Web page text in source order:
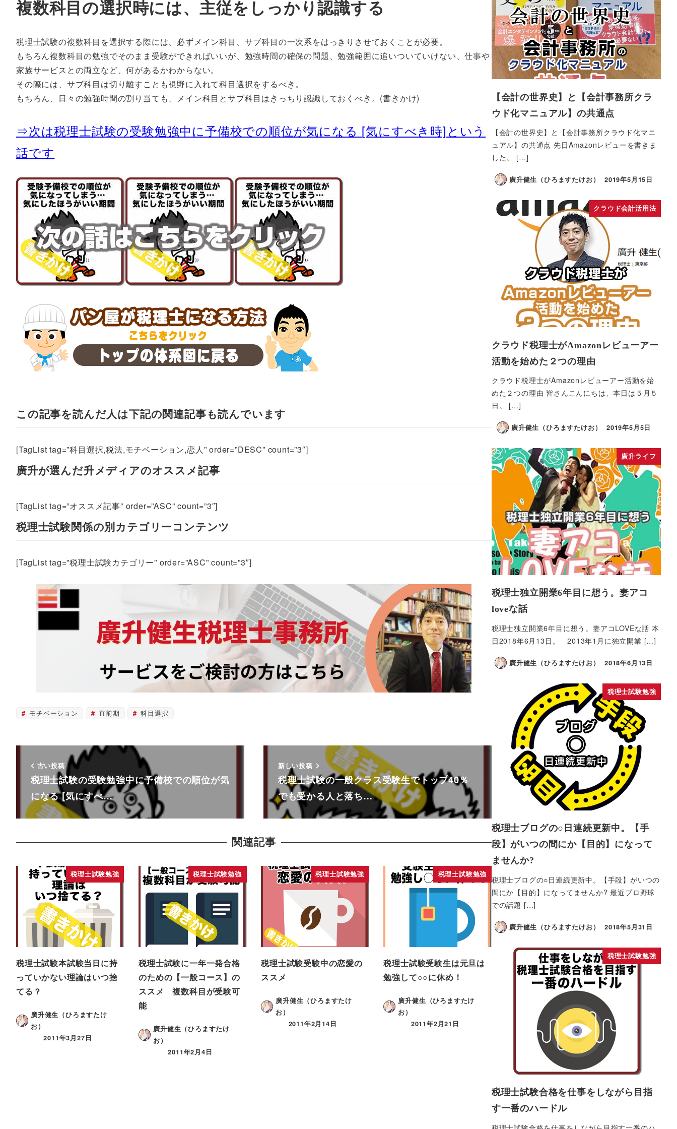
複数科目の選択時には、主従をしっかり認識する
税理士試験の複数科目を選択する際には、必ずメイン科目、サブ科目の一次系をはっきりさせておくことが必要。
もちろん複数科目の勉強でそのまま受験ができればいいが、勉強時間の確保の問題、勉強範囲に追いついていけない、仕事や
家族サービスとの両立など、何があるかわからない。
その際には、サブ科目は切り離すことも視野に入れて科目選択をするべき。
もちろん、日々の勉強時間の割り当ても、メイン科目とサブ科目はきっちり認識しておくべき。(書きかけ)
⇒次は税理士試験の受験勉強中に予備校での順位が気になる [気にすべき時]という
話です
この記事を読んだ人は下記の関連記事も読んでいます
[TagList tag=”科目選択,税法,モチベーション,恋人” order=”DESC” count=”3″]
廣升が選んだ升メディアのオススメ記事
[TagList tag=”オススメ記事” order=”ASC” count=”3″]
税理士試験関係の別カテゴリーコンテンツ
[TagList tag=”税理士試験カテゴリー” order=”ASC” count=”3″]
モチベーション 直前期 科目選択
古い投稿
税理士試験の受験勉強中に予備校での順位が気
になる [気にすべ…
新しい投稿
税理士試験の一般クラス受験生でトップ40％
でも受かる人と落ち…
関連記事
税理士試験勉強
税理士試験本試験当日に持
っていかない理論はいつ捨
てる？
廣升健生（ひろますたけ
お）
2011年3月27日
税理士試験勉強
税理士試験に一年一発合格
のための【一般コース】の
ススメ 複数科目が受験可
能
廣升健生（ひろますたけ
お）
2011年2月4日
税理士試験勉強
税理士試験受験中の恋愛の
ススメ
廣升健生（ひろますたけ
お）
2011年2月14日
税理士試験勉強
税理士試験受験生は元旦は
勉強して○○に休め！
廣升健生（ひろますたけ
お）
2011年2月21日
【会計の世界史】と【会計事務所クラ
ウド化マニュアル】の共通点
【会計の世界史】と【会計事務所クラウド化マニ
ュアル】の共通点 先日Amazonレビューを書きま
した。 […]
廣升健生（ひろますたけお） 2019年5月15日
クラウド会計活用法
クラウド税理士がAmazonレビューアー
活動を始めた２つの理由
クラウド税理士がAmazonレビューアー活動を始
めた２つの理由 皆さんこんにちは、本日は５月５
日。 […]
廣升健生（ひろますたけお） 2019年5月5日
廣升ライフ
税理士独立開業6年目に想う。妻アコ
loveな話
税理士独立開業6年目に想う。妻アコLOVEな話 本
日2018年6月13日。 2013年1月に独立開業 […]
廣升健生（ひろますたけお） 2018年6月13日
税理士試験勉強
税理士ブログの○日連続更新中。【手
段】がいつの間にか【目的】になって
ませんか?
税理士ブログの○日連続更新中。【手段】がいつの
間にか【目的】になってませんか? 最近プロ野球
での話題 […]
廣升健生（ひろますたけお） 2018年5月31日
税理士試験勉強
税理士試験合格を仕事をしながら目指
す一番のハードル